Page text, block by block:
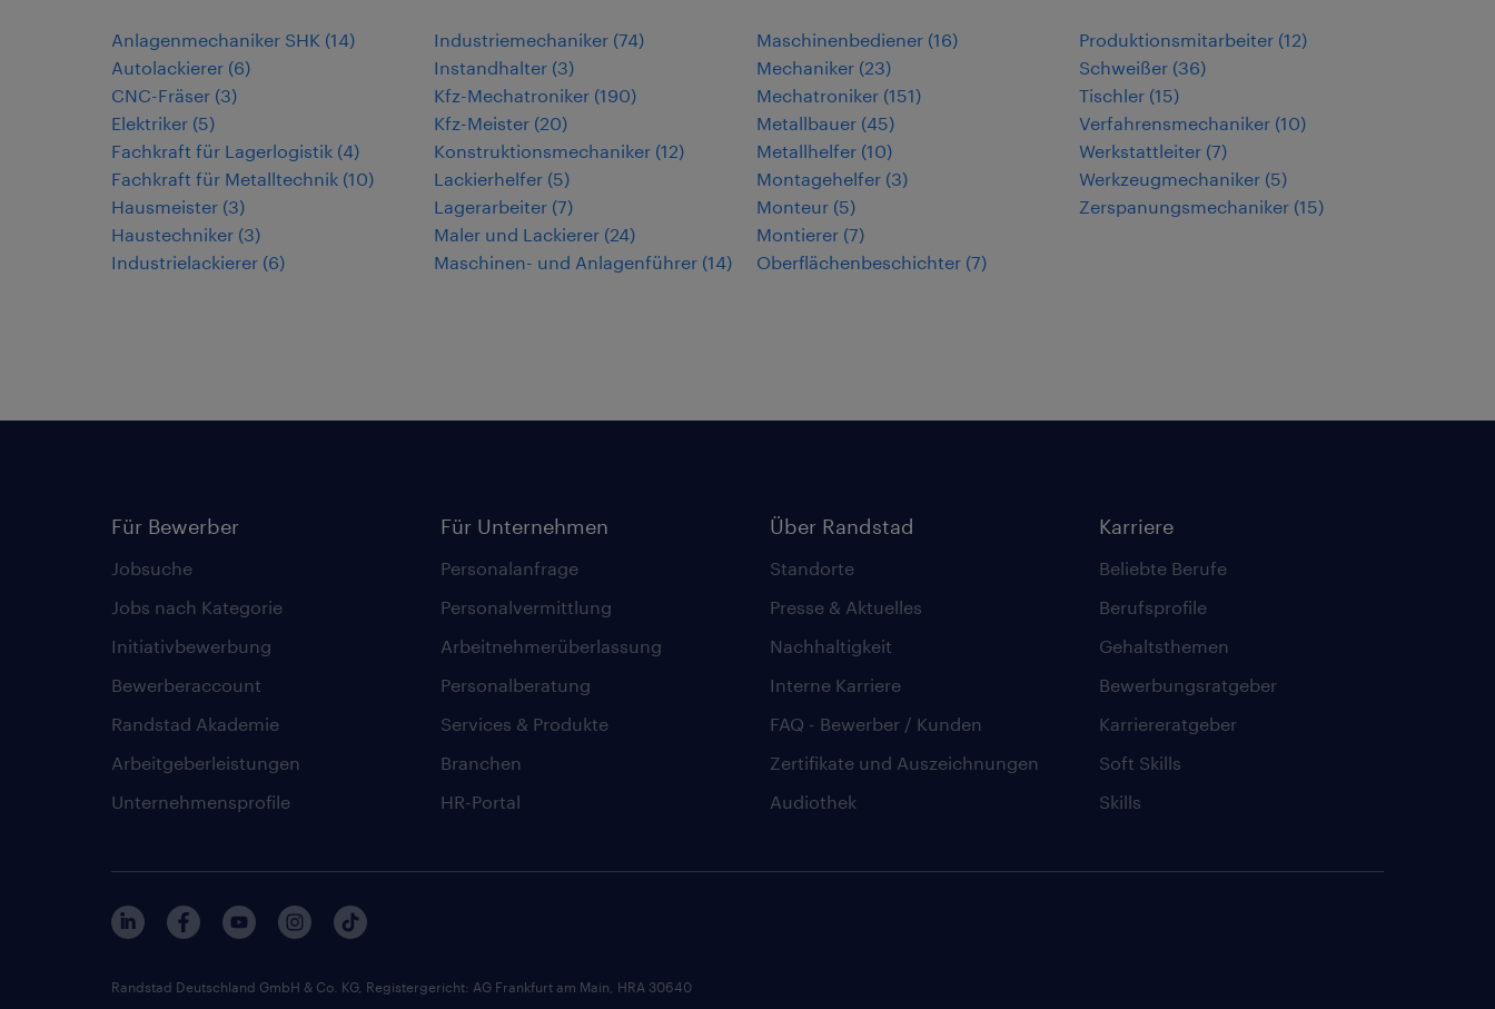
Anlagenmechaniker SHK (14)
Autolackierer (6)
CNC-Fräser (3)
Elektriker (5)
Fachkraft für Lagerlogistik (4)
Fachkraft für Metalltechnik (10)
Hausmeister (3)
Haustechniker (3)
Industrielackierer (6)
Industriemechaniker (74)
Instandhalter (3)
Kfz-Mechatroniker (190)
Kfz-Meister (20)
Konstruktionsmechaniker (12)
Lackierhelfer (5)
Lagerarbeiter (7)
Maler und Lackierer (24)
Maschinen- und Anlagenführer (14)
Maschinenbediener (16)
Mechaniker (23)
Mechatroniker (151)
Metallbauer (45)
Metallhelfer (10)
Montagehelfer (3)
Monteur (5)
Montierer (7)
Oberflächenbeschichter (7)
Produktionsmitarbeiter (12)
Schweißer (36)
Tischler (15)
Verfahrensmechaniker (10)
Werkstattleiter (7)
Werkzeugmechaniker (5)
Zerspanungsmechaniker (15)
Für Bewerber
Jobsuche
Jobs nach Kategorie
Initiativbewerbung
Bewerberaccount
Randstad Akademie
Arbeitgeberleistungen
Unternehmensprofile
Für Unternehmen
Personalanfrage
Personalvermittlung
Arbeitnehmerüberlassung
Personalberatung
Services & Produkte
Branchen
HR-Portal
Über Randstad
Standorte
Presse & Aktuelles
Nachhaltigkeit
Interne Karriere
FAQ - Bewerber / Kunden
Zertifikate und Auszeichnungen
Audiothek
Karriere
Beliebte Berufe
Berufsprofile
Gehaltsthemen
Bewerbungsratgeber
Karriereratgeber
Soft Skills
Skills
Randstad Deutschland GmbH & Co. KG, Registergericht: AG Frankfurt am Main, HRA 30640